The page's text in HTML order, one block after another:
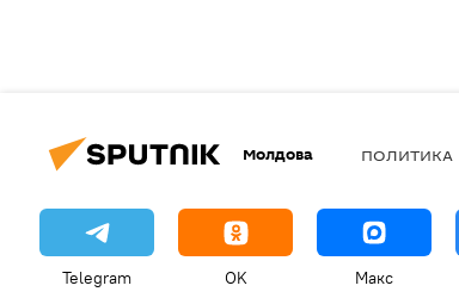
Молдова ПОЛИТИКА
Telegram OK Макс